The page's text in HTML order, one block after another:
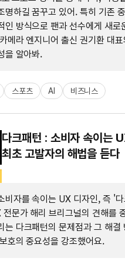
명하길 꿈꾸고 있어. 특히 기존
인 방식으로 팬과 선수에게 새로
메라 엔지니어 출신 권기환 대
을 알아봐.
스포츠 AI 비즈니스
다크패턴 : 소비자 속이는
최초 고발자의 해법을 듣다
비자를 속이는 UX 디자인, 즉 '다
문가 해리 브리그널의 견해를
는 다크패턴의 문제점과 그 해결
호의 중요성을 강조했어요.